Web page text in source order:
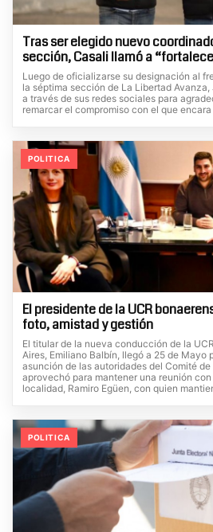
Tras ser elegido nuevo
sección, Casali llamó a
Luego de oficializarse su designación al
la séptima sección de La Libertad
a través de sus redes sociales para
remarcar el compromiso con el que
POLITICA
El presidente de la UCR
foto, amistad y gestión
El titular de la nueva conducción de la
Aires, Emiliano Balbín, llegó a 25 de Mayo
asunción de las autoridades del Comité
aprovechó para mantener una reunión
localidad, Ramiro Egüen, con quien
POLITICA